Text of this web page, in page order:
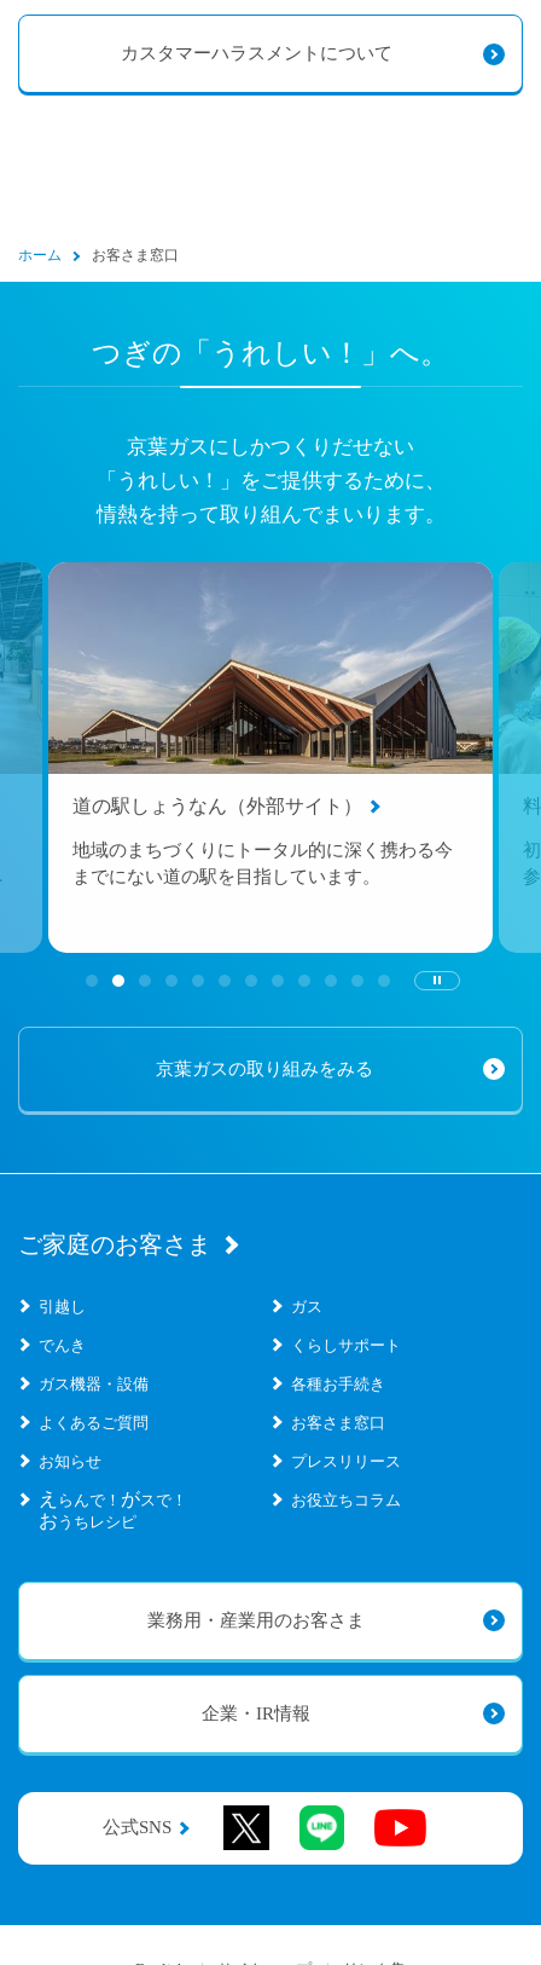
カスタマーハラスメントについて
ホーム お客さま窓口
つぎの「うれしい！」へ。
京葉ガスにしかつくりだせない
「うれしい！」をご提供するために、
情熱を持って取り組んでまいります。
道の駅しょうなん（外部サイト）
地域のまちづくりにトータル的に深く携わる今
までにない道の駅を目指しています。
京葉ガスの取り組みをみる
ご家庭のお客さま
引越し ガス
でんき くらしサポート
ガス機器・設備 各種お手続き
よくあるご質問 お客さま窓口
お知らせ プレスリリース
え らんで！ がスで！
お うちレシピ
お役立ちコラム
業務用・産業用のお客さま
企業・IR情報
公式SNS